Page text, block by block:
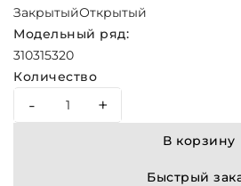
ЗакрытыйОткрытый
Модельный ряд:
310315320
Количество
- +
В корзину
Быстрый